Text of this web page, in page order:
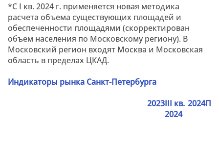
*С I кв. 2024 г. применяется новая методика
расчета объема существующих площадей и
обеспеченности площадями (скорректирован
объем населения по Московскому региону). В
Московский регион входят Москва и Московская
область в пределах ЦКАД.
Индикаторы рынка Санкт-Петербурга
2023III кв.
2024
2024П